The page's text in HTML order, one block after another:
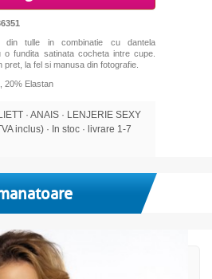
din tulle in combinatie cu dantela
o fundita satinata cocheta intre cupe.
pret, la fel si manusa din fotografie.
20% Elastan
· ANAIS · LENJERIE SEXY
inclus) · In stoc · livrare 1-7